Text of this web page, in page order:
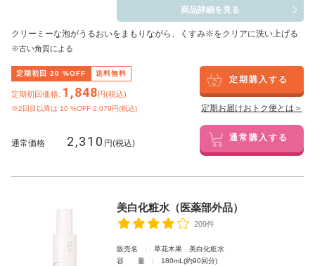
商品詳細を見る
クリーミーな泡がうるおいをまもりながら、くすみ※をクリアに洗い上げる
※古い角質による
定期初回 20 %OFF 送料無料
定期初回価格: 1,848円(税込)
※2回目以降は 10 %OFF 2,079円(税込)
定期購入する
定期お届けおトク便とは＞
通常価格 2,310 円(税込) 通常購入する
美白化粧水（医薬部外品）
209件
販売名 : 草花木果 美白化粧水
容 量 : 180mL(約90回分)